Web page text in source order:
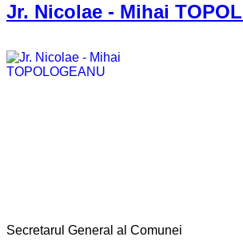
Jr. Nicolae - Mihai
Secretarul General al Comunei